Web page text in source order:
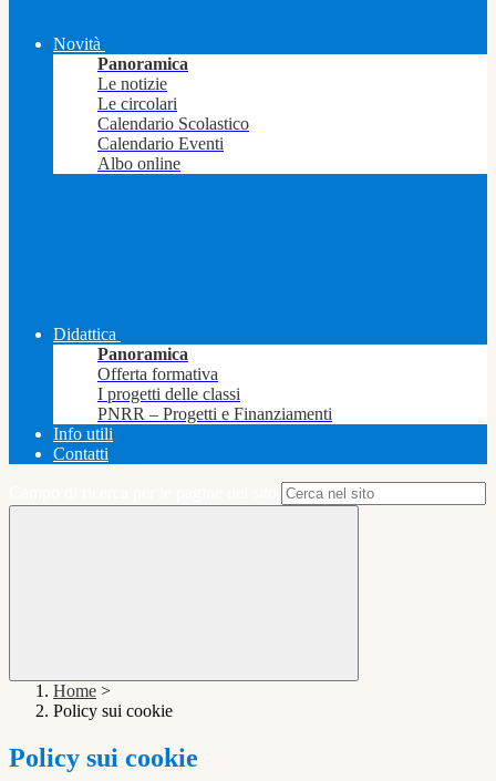
Novità
Panoramica
Le notizie
Le circolari
Calendario Scolastico
Calendario Eventi
Albo online
Didattica
Panoramica
Offerta formativa
I progetti delle classi
PNRR – Progetti e Finanziamenti
Info utili
Contatti
Home >
Policy sui cookie
Policy sui cookie